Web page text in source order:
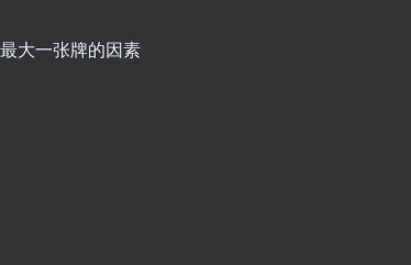
大一张牌的因素